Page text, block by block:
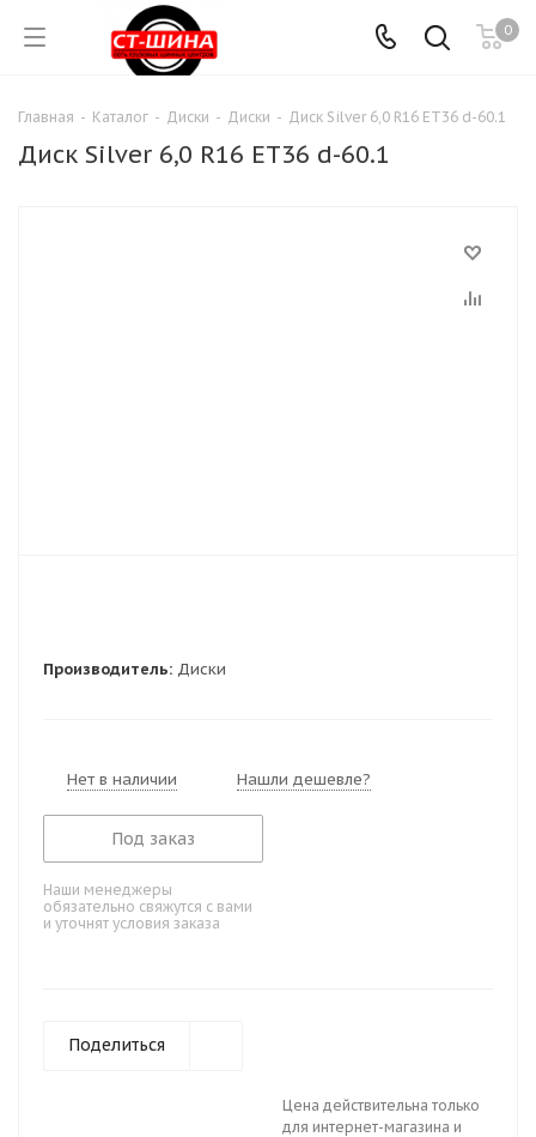
0
Главная - Каталог - Диски - Диски - Диск Silver 6,0 R16 ET36 d-60.1
Диск Silver 6,0 R16 ET36 d-60.1
Производитель: Диски
Нет в наличии Нашли дешевле?
Под заказ
Наши менеджеры
обязательно свяжутся с вами
и уточнят условия заказа
Поделиться
Цена действительна только
для интернет-магазина и